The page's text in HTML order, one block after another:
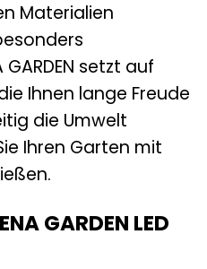
Materialien
setzt auf
Ihnen lange Freude
die Umwelt
Ihren Garten mit
GARDEN LED